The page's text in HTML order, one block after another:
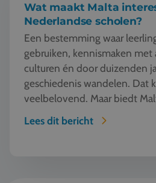
Wat maakt Malta
Nederlandse scholen?
Een bestemming waar
gebruiken, kennismaken met
culturen én door duizenden
geschiedenis wandelen. Dat
veelbelovend. Maar biedt
en Vivian naar Malta. Op
Lees dit bericht